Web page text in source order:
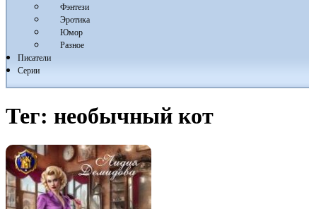
Фэнтези
Эротика
Юмор
Разное
Писатели
Серии
Тег: необычный кот